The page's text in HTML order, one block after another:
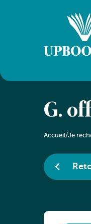
G.
Accueil/Je